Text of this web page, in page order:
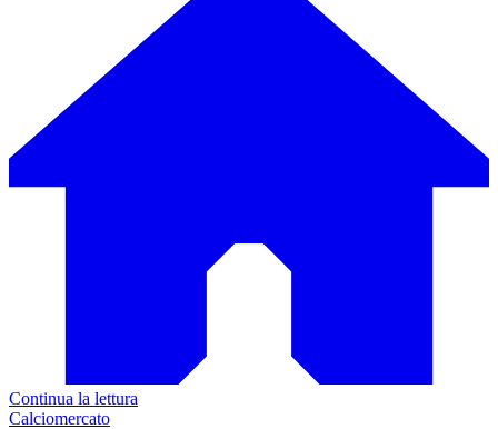
Continua la lettura
Calciomercato